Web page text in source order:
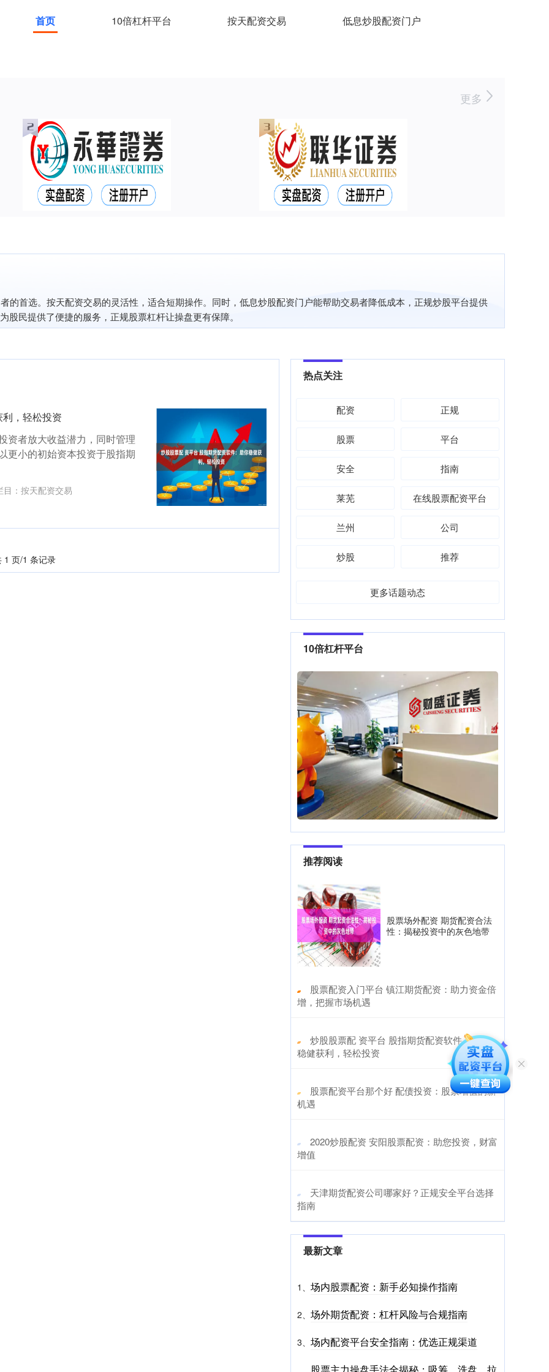
首页 10倍杠杆平台 按天配资交易 低息炒股配资门户
更多
的首选。按天配资交易的灵活性，适合短期操作。同时，低息炒股配资门户能帮助交易者降低成本，正规炒股平台提供
民提供了便捷的服务，正规股票杠杆让操盘更有保障。
，轻松投资
资者放大收益潜力，同时管理
更小的初始资本投资于股指期
： 按天配资交易
1 页/1 条记录
热点关注
配资 正规
股票 平台
安全 指南
莱芜 在线股票配资平台
兰州 公司
炒股 推荐
更多话题动态
10倍杠杆平台
推荐阅读
股票场外配资 期货配资合法
性：揭秘投资中的灰色地带
​股票配资入门平台 镇江期货配资：助力资金倍
增，把握市场机遇
​炒股股票配 资平台 股指期货配资软件：助你
稳健获利，轻松投资
​股票配资平台那个好 配债投资：股票增值的新
机遇
​2020炒股配资 安阳股票配资：助您投资，财富
增值
​天津期货配资公司哪家好？正规安全平台选择
指南
最新文章
1、 场内股票配资：新手必知操作指南
2、 场外期货配资：杠杆风险与合规指南
3、 场内配资平台安全指南：优选正规渠道
股票主力操盘手法全揭秘：吸筹、洗盘、拉